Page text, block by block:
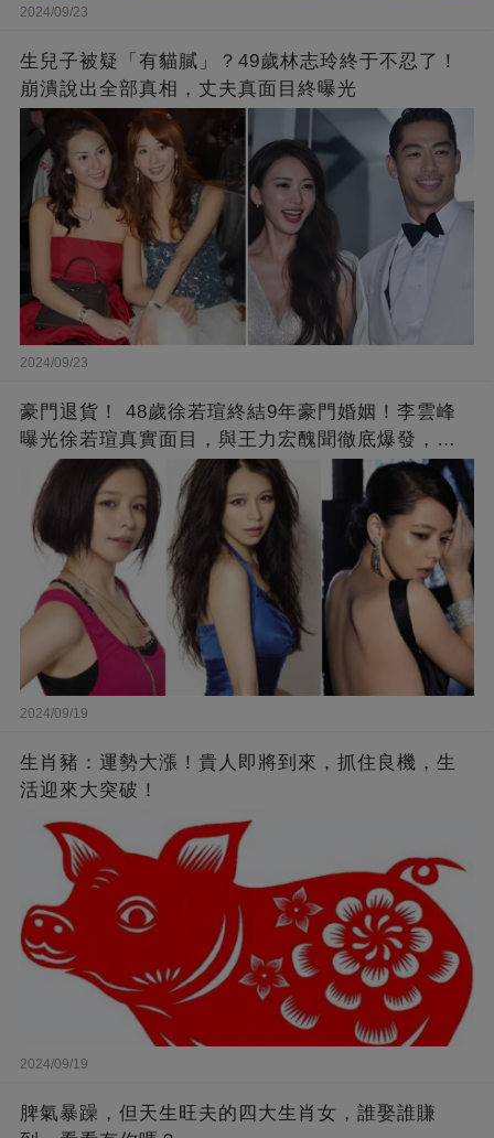
2024/09/23
生兒子被疑「有貓膩」？49歲林志玲終于不忍了！
崩潰說出全部真相，丈夫真面目終曝光
2024/09/23
豪門退貨！ 48歲徐若瑄終結9年豪門婚姻！李雲峰
曝光徐若瑄真實面目，與王力宏醜聞徹底爆發，原
來李靚蕾說的都是真的 ！
2024/09/19
生肖豬：運勢大漲！貴人即將到來，抓住良機，生
活迎來大突破！
2024/09/19
脾氣暴躁，但天生旺夫的四大生肖女，誰娶誰賺